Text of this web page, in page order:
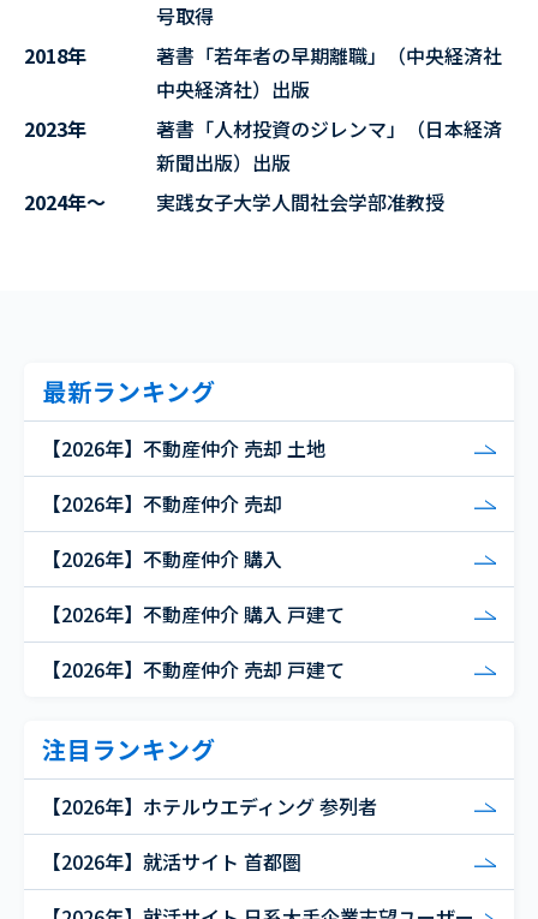
号取得
2018年
著書「若年者の早期離職」（中央経済社
中央経済社）出版
2023年
著書「人材投資のジレンマ」（日本経済
新聞出版）出版
2024年～
実践女子大学人間社会学部准教授
最新ランキング
【2026年】不動産仲介 売却 土地
【2026年】不動産仲介 売却
【2026年】不動産仲介 購入
【2026年】不動産仲介 購入 戸建て
【2026年】不動産仲介 売却 戸建て
注目ランキング
【2026年】ホテルウエディング 参列者
【2026年】就活サイト 首都圏